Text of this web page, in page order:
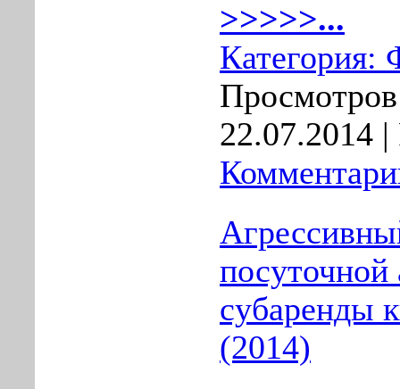
>>>>>...
Категория:
22.07.2014 |
субаренды
(2014)